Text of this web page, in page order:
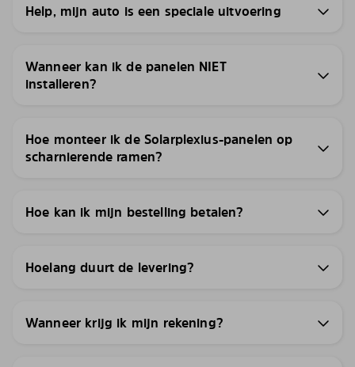
Help, mijn auto is een speciale uitvoering
Wanneer kan ik de panelen NIET
installeren?
Hoe monteer ik de Solarplexius-panelen op
scharnierende ramen?
Hoe kan ik mijn bestelling betalen?
Hoelang duurt de levering?
Wanneer krijg ik mijn rekening?